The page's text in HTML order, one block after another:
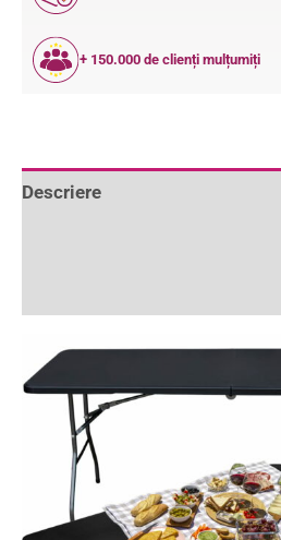
+ 150.000 de clienți mulțumiți
Descriere